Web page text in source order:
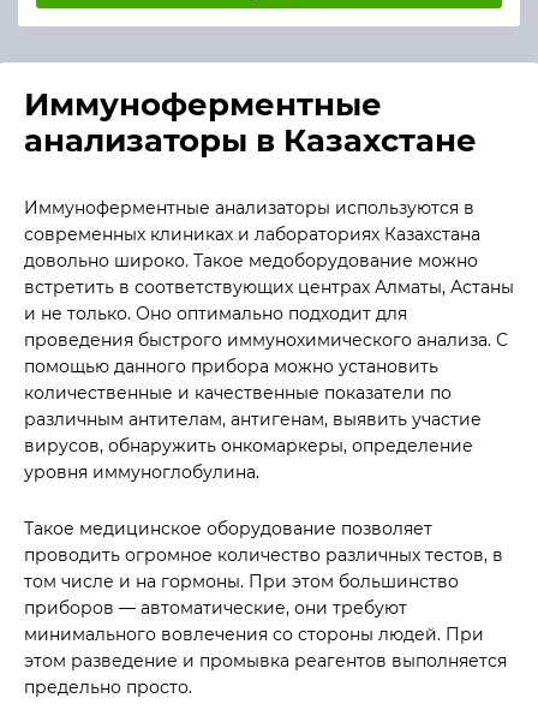
Иммуноферментные
анализаторы в Казахстане
Иммуноферментные анализаторы используются в
современных клиниках и лабораториях Казахстана
довольно широко. Такое медоборудование можно
встретить в соответствующих центрах Алматы, Астаны
и не только. Оно оптимально подходит для
проведения быстрого иммунохимического анализа. С
помощью данного прибора можно установить
количественные и качественные показатели по
различным антителам, антигенам, выявить участие
вирусов, обнаружить онкомаркеры, определение
уровня иммуноглобулина.
Такое медицинское оборудование позволяет
проводить огромное количество различных тестов, в
том числе и на гормоны. При этом большинство
приборов — автоматические, они требуют
минимального вовлечения со стороны людей. При
этом разведение и промывка реагентов выполняется
предельно просто.